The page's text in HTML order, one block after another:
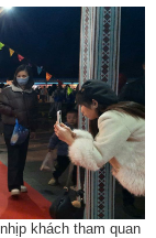
khách tham quan